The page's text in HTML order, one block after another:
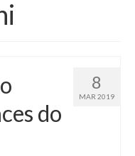
8
MAR 2019
do